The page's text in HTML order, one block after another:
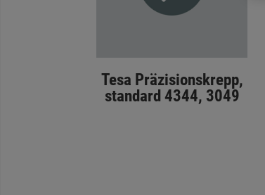
Tesa Präzisionskrepp,
standard 4344, 3049